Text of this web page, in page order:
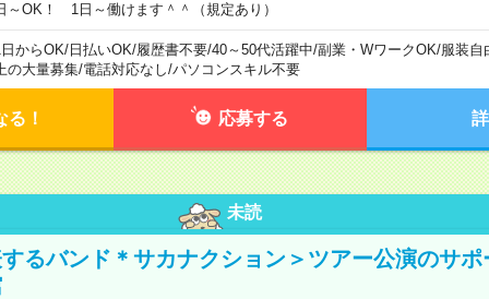
～OK！ 1日～働けます＾＾（規定あり）
からOK/日払いOK/履歴書不要/40～50代活躍中/副業・WワークOK/服装自
の大量募集/電話対応なし/パソコンスキル不要
る！ 応募する
未読
るバンド＊サカナクション＞ツアー公演のサポ